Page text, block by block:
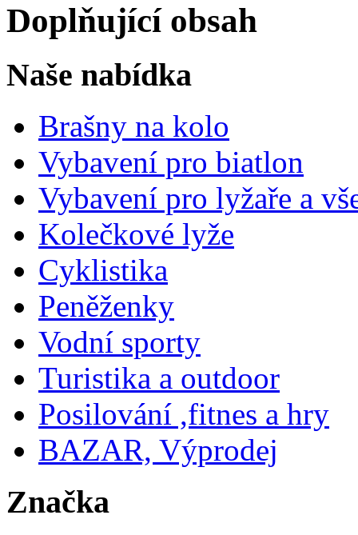
Doplňující obsah
Naše nabídka
Brašny na kolo
Vybavení pro biatlon
Vybavení pro lyžaře a
Kolečkové lyže
Cyklistika
Peněženky
Vodní sporty
Turistika a outdoor
Posilování ,fitnes a hry
BAZAR, Výprodej
Značka